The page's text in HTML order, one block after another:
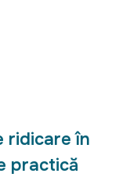
ridicare în
practică